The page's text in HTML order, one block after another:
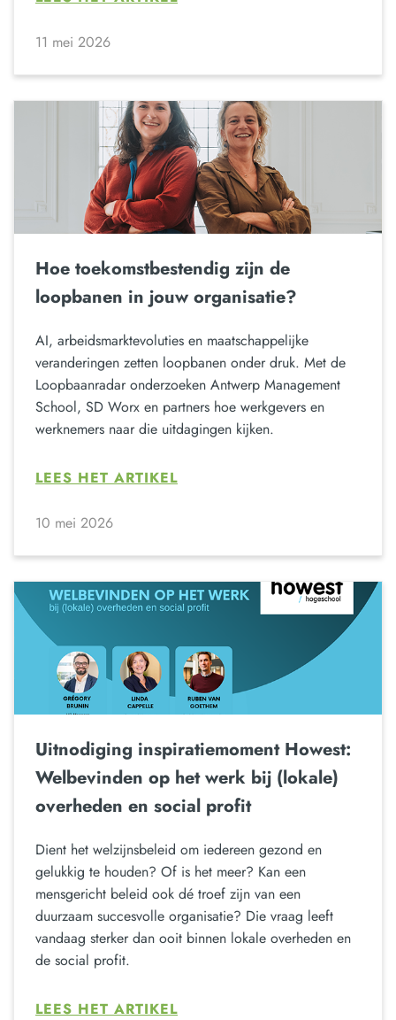
11 mei 2026
Hoe toekomstbestendig zijn de
loopbanen in jouw organisatie?
AI, arbeidsmarktevoluties en maatschappelijke
veranderingen zetten loopbanen onder druk. Met de
Loopbaanradar onderzoeken Antwerp Management
School, SD Worx en partners hoe werkgevers en
werknemers naar die uitdagingen kijken.
LEES HET ARTIKEL
10 mei 2026
Uitnodiging inspiratiemoment Howest:
Welbevinden op het werk bij (lokale)
overheden en social profit
Dient het welzijnsbeleid om iedereen gezond en
gelukkig te houden? Of is het meer? Kan een
mensgericht beleid ook dé troef zijn van een
duurzaam succesvolle organisatie? Die vraag leeft
vandaag sterker dan ooit binnen lokale overheden en
de social profit.
LEES HET ARTIKEL